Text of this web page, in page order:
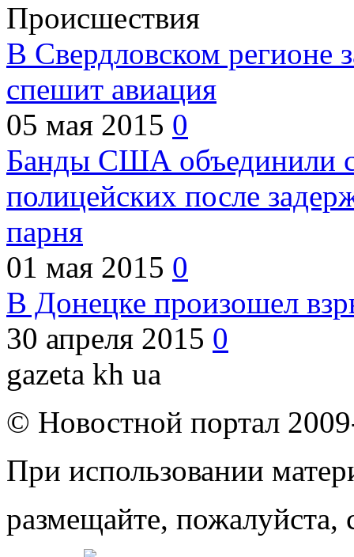
Происшествия
В Свердловском регионе
спешит авиация
05 мая 2015 0
Банды США объединили
полицейских после
парня
01 мая 2015 0
В Донецке произошел
30 апреля 2015 0
gazeta kh ua
© Новостной портал
При использовании
размещайте, пожалуйста,